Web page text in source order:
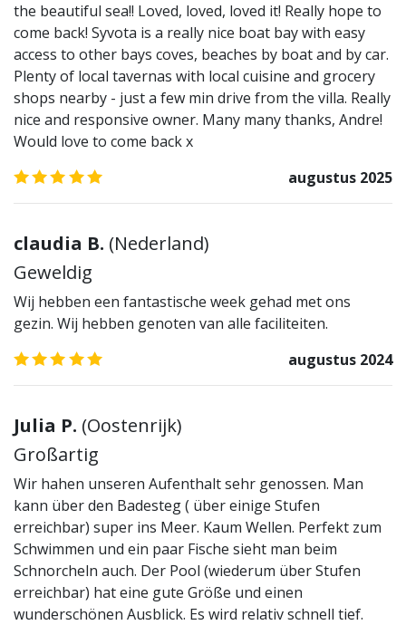
the beautiful sea!! Loved, loved, loved it! Really hope to
come back! Syvota is a really nice boat bay with easy
access to other bays coves, beaches by boat and by car.
Plenty of local tavernas with local cuisine and grocery
shops nearby - just a few min drive from the villa. Really
nice and responsive owner. Many many thanks, Andre!
Would love to come back x
augustus 2025
claudia B. (Nederland)
Geweldig
Wij hebben een fantastische week gehad met ons
gezin. Wij hebben genoten van alle faciliteiten.
augustus 2024
Julia P. (Oostenrijk)
Großartig
Wir hahen unseren Aufenthalt sehr genossen. Man
kann über den Badesteg ( über einige Stufen
erreichbar) super ins Meer. Kaum Wellen. Perfekt zum
Schwimmen und ein paar Fische sieht man beim
Schnorcheln auch. Der Pool (wiederum über Stufen
erreichbar) hat eine gute Größe und einen
wunderschönen Ausblick. Es wird relativ schnell tief.